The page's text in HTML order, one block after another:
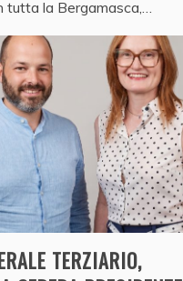
tutta la Bergamasca,…
TERZIARIO,